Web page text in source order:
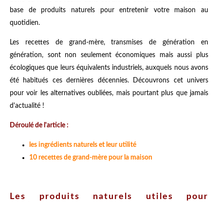
base de produits naturels pour entretenir votre maison au
quotidien.
Les recettes de grand-mère, transmises de génération en
génération, sont non seulement économiques mais aussi plus
écologiques que leurs équivalents industriels, auxquels nous avons
été habitués ces dernières décennies. Découvrons cet univers
pour voir les alternatives oubliées, mais pourtant plus que jamais
d'actualité !
Déroulé de l'article :
les ingrédients naturels et leur utilité
10 recettes de grand-mère pour la maison
Les produits naturels utiles pour